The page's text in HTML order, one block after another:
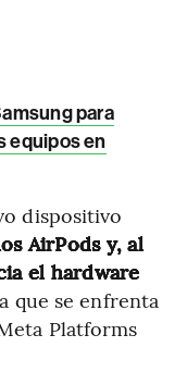
para
equipos en
dispositivo
AirPods y, al
el hardware
que se enfrenta
Platforms